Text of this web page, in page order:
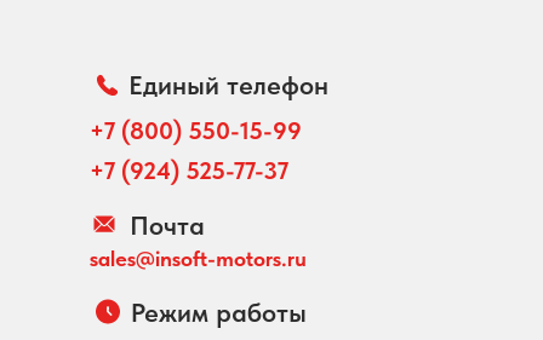
Единый телефон
+7 (800) 550-15-99
+7 (924) 525-77-37
Почта
sales@insoft-motors.ru
Режим работы